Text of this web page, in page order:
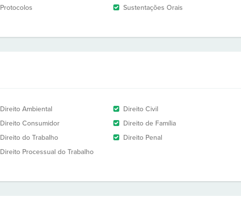
Protocolos Sustentações Orais
Direito Ambiental
Direito Civil
Direito Consumidor
Direito de Família
Direito do Trabalho
Direito Penal
Direito Processual do Trabalho